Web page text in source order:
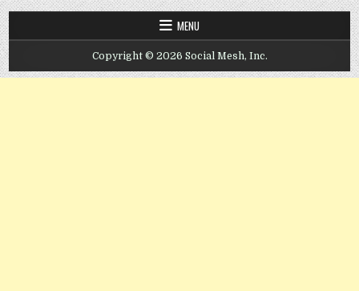
MENU
Copyright © 2026 Social Mesh, Inc.